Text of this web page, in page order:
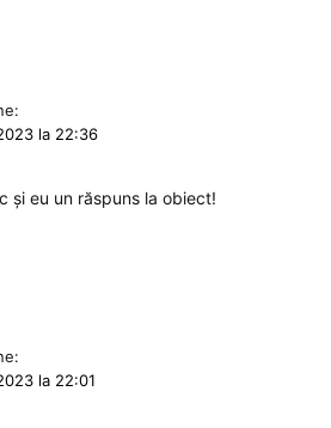
la 22:36
și eu un răspuns la obiect!
la 22:01